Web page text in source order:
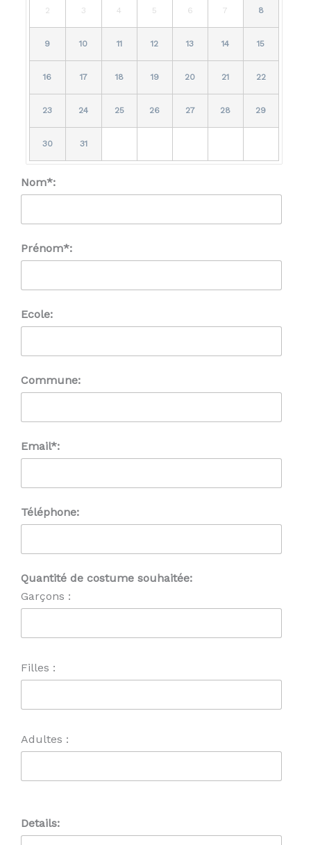
2 3 4 5 6 7 8
9 10 11 12 13 14 15
16 17 18 19 20 21 22
23 24 25 26 27 28 29
30 31
Nom*:
Prénom*:
Ecole:
Commune:
Email*:
Téléphone:
Quantité de costume souhaitée:
Garçons :
Filles :
Adultes :
Details: